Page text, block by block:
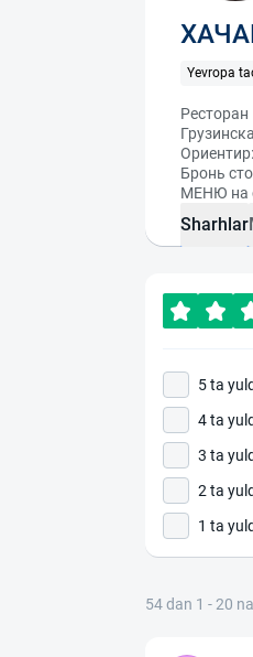
Yevropa
Ресторан
Бронь
МЕНЮ на
Sharhlar
5 ta
4 ta
3 ta
2 ta
1 ta
54 dan 1 - 20